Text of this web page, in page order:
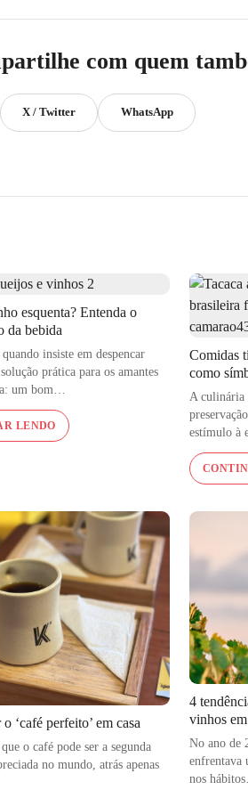
jovens, especialmente os nascidos
suas cartas de bebidas, com
de expansão para o
uma nova forma de fidelizar
com quem
X / Twitter WhatsApp
esquenta? Entenda o
da bebida
insiste em despencar
prática para os amantes
um bom…
LENDO
Comidas
como
A culinária
estímulo à
‘café perfeito’ em casa
o café pode ser a segunda
no mundo, atrás apenas
4
vinhos
No ano de
enfrentava
nos